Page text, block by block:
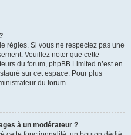
règles. Si vous ne respectez pas une
Veuillez noter que cette
du forum, phpBB Limited n’est en
sur cet espace. Pour plus
du forum.
à un modérateur ?